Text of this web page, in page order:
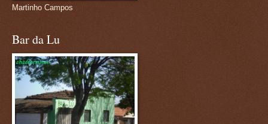
Martinho Campos
Bar da Lu